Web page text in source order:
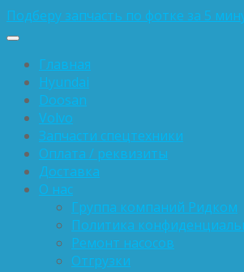
Подберу запчасть по фотке за 5
Главная
Hyundai
Doosan
Volvo
Запчасти спецтехники
Оплата / реквизиты
Доставка
О нас
Группа компаний Ридком
Политика
Ремонт насосов
Отгрузки